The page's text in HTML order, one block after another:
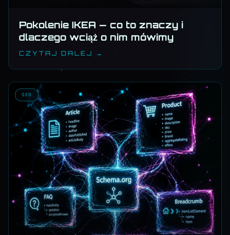
Pokolenie IKEA — co to znaczy i
dlaczego wciąż o nim mówimy
CZYTAJ DALEJ →
SEO